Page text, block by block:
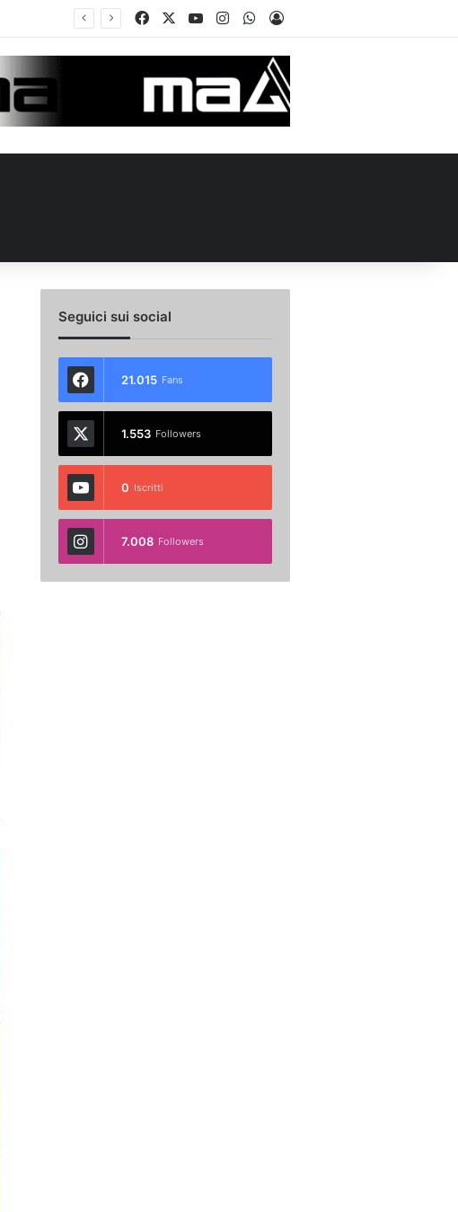
FacebookYou TubeInstagramWhatsApp
Accedi
Seguici sui social
21.015 Fans
1.553 Followers
0 Iscritti
7.008 Followers